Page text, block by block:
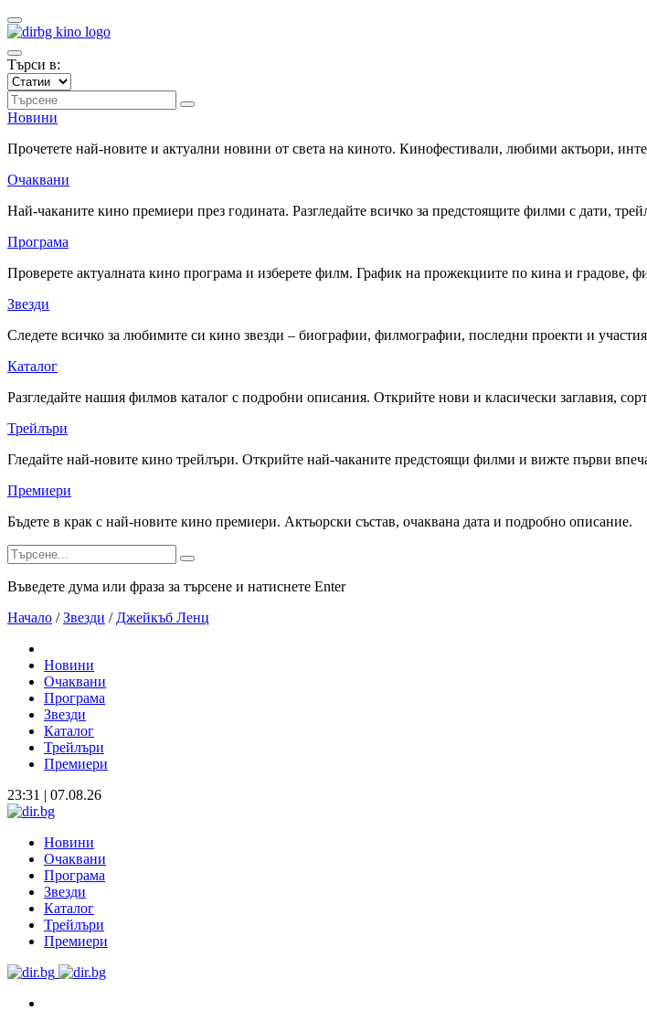
Търси в:
Новини
Прочетете най-новите и актуални новини от света на киното. Кинофестивали, любими актьори,
Очаквани
Най-чаканите кино премиери през годината. Разгледайте всичко за предстоящите филми с дати,
Програма
Проверете актуалната кино програма и изберете филм. График на прожекциите по кина и градове,
Звезди
Следете всичко за любимите си кино звезди – биографии, филмографии, последни проекти и
Каталог
Разгледайте нашия филмов каталог с подробни описания. Открийте нови и класически заглавия,
Трейлъри
Гледайте най-новите кино трейлъри. Открийте най-чаканите предстоящи филми и вижте първи
Премиери
Бъдете в крак с най-новите кино премиери. Актьорски състав, очаквана дата и подробно описание.
Въведете дума или фраза за търсене и натиснете Enter
Начало / Звезди / Джейкъб Ленц
Новини
Очаквани
Програма
Звезди
Каталог
Трейлъри
Премиери
23:31 | 07.08.26
Новини
Очаквани
Програма
Звезди
Каталог
Трейлъри
Премиери